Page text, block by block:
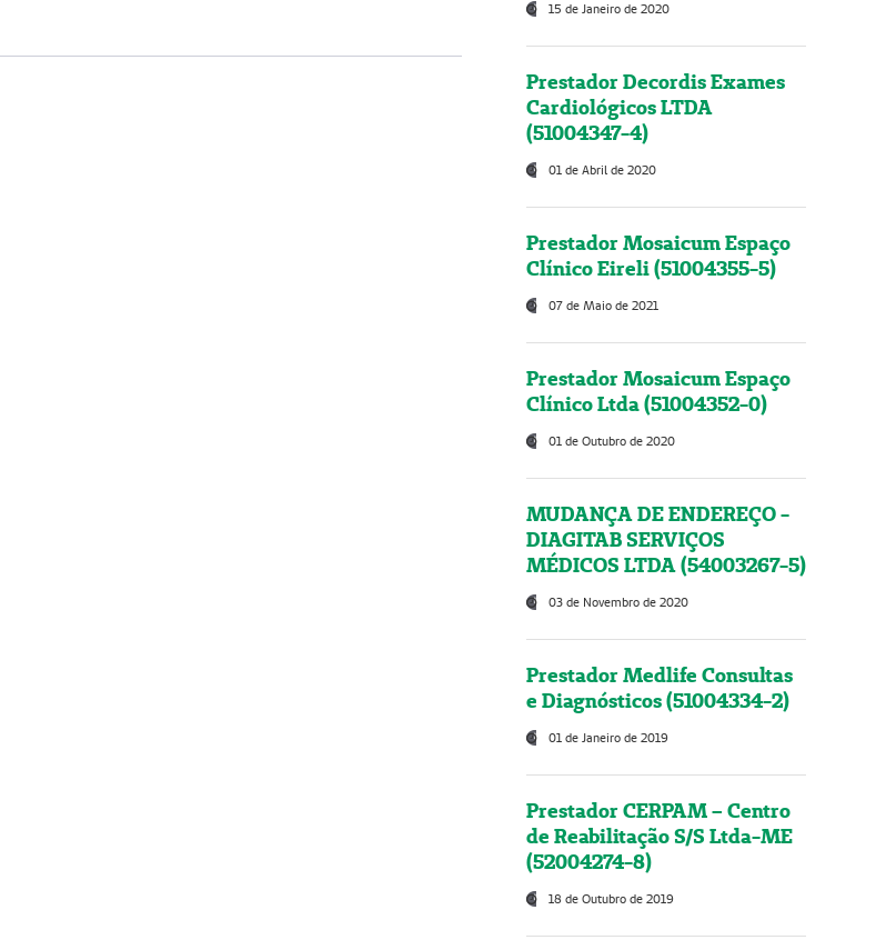
15 de Janeiro de 2020
Prestador Decordis Exames
Cardiológicos LTDA
(51004347-4)
01 de Abril de 2020
Prestador Mosaicum Espaço
Clínico Eireli (51004355-5)
07 de Maio de 2021
Prestador Mosaicum Espaço
Clínico Ltda (51004352-0)
01 de Outubro de 2020
MUDANÇA DE ENDEREÇO -
DIAGITAB SERVIÇOS
MÉDICOS LTDA (54003267-5)
03 de Novembro de 2020
Prestador Medlife Consultas
e Diagnósticos (51004334-2)
01 de Janeiro de 2019
Prestador CERPAM – Centro
de Reabilitação S/S Ltda-ME
(52004274-8)
18 de Outubro de 2019